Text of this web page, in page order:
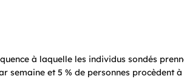
à laquelle les individus sondés
semaine et 5 % de personnes procèdent